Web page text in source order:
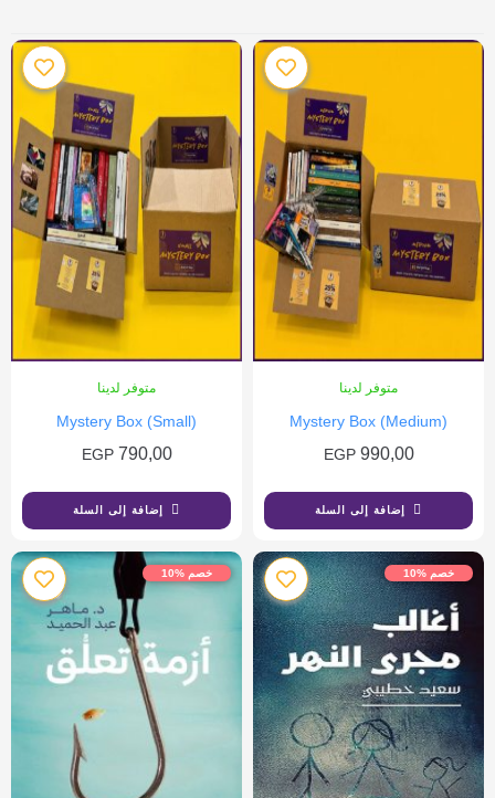
متوفر لدينا
Mystery Box (Medium)
990,00
EGP
إضافة إلى السلة
متوفر لدينا
Mystery Box (Small)
790,00
EGP
إضافة إلى السلة
خصم %10 خصم %10